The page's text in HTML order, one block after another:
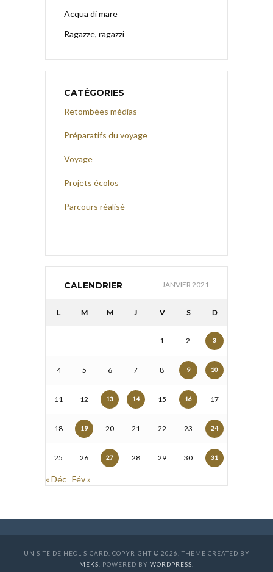
Acqua di mare
Ragazze, ragazzi
CATÉGORIES
Retombées médias
Préparatifs du voyage
Voyage
Projets écolos
Parcours réalisé
CALENDRIER JANVIER 2021
L M M J V S D
1 2 3
4 5 6 7 8 9 10
11 12 13 14 15 16 17
18 19 20 21 22 23 24
25 26 27 28 29 30 31
« Déc Fév »
UN SITE DE HEOL SICARD. COPYRIGHT © 2026. THEME CREATED BY
MEKS . POWERED BY WORDPRESS